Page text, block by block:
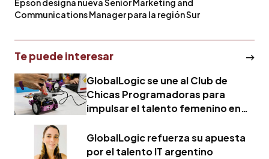
Epson designa nueva Senior Marketing and
Communications Manager para la región Sur
Te puede interesar
GlobalLogic se une al Club de
Chicas Programadoras para
impulsar el talento femenino en
GlobalLogic refuerza su apuesta
por el talento IT argentino